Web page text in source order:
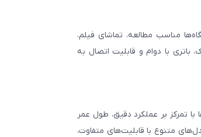
مناسب مطالعه، تماشای فیلم،
باتری با دوام و قابلیت اتصال به
تمرکز بر عملکرد دقیق، طول عمر
متنوع با قابلیت‌های متفاوت،